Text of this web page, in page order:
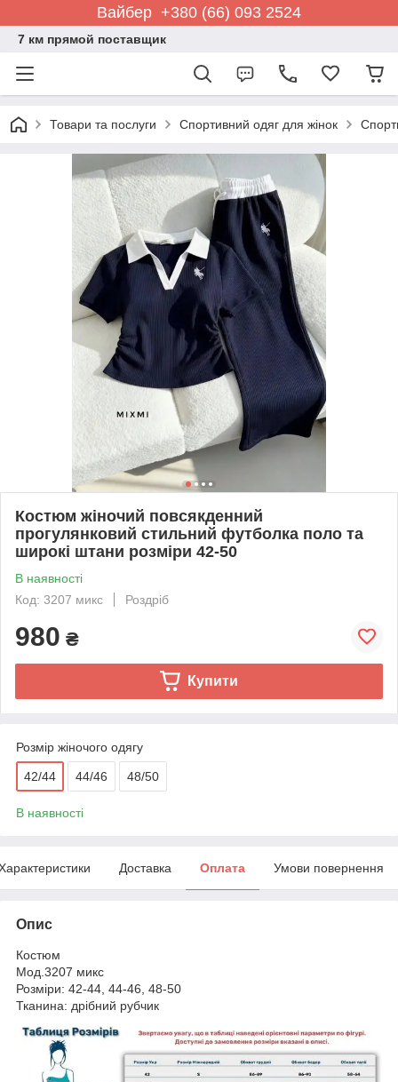
Вайбер +380 (66) 093 2524
7 км прямой поставщик
Товари та послуги Спортивний одяг для жінок
Костюм жіночий повсякденний
прогулянковий стильний футболка поло та
широкі штани розміри 42-50
В наявності
Код: 3207 микс
Роздріб
980 ₴
Купити
Розмір жіночого одягу
42/44 44/46 48/50
В наявності
Доставка Оплата Умови повернення
Опис
Костюм
Мод.3207 микс
Розміри: 42-44, 44-46, 48-50
Тканина: дрібний рубчик